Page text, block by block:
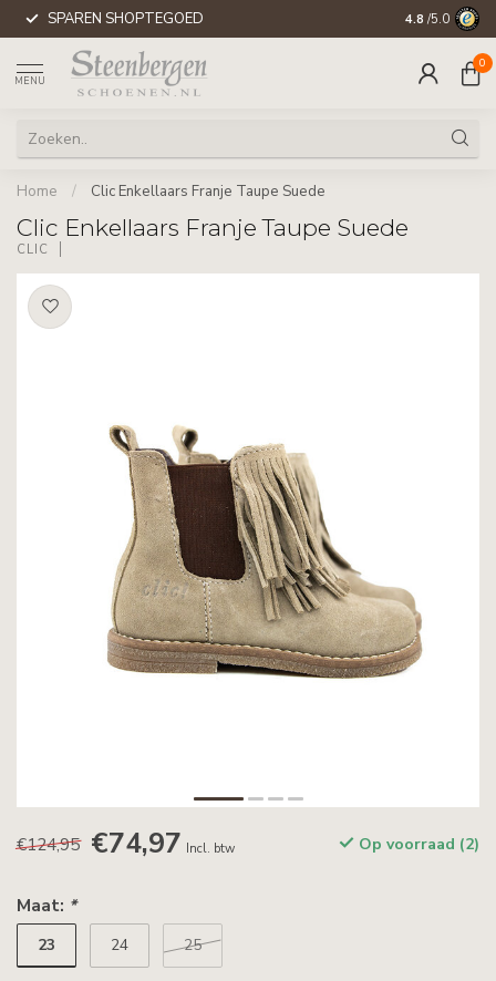
SPAREN SHOPTEGOED 4.8 /5.0
MENU
0
Home / Clic Enkellaars Franje Taupe Suede
Clic Enkellaars Franje Taupe Suede
CLIC
€124,95 €74,97 Incl. btw Op voorraad (2)
Maat: *
23 24 25